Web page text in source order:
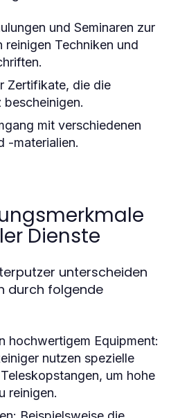
und Seminaren zur
reinigen Techniken und
Zertifikate, die die
mit verschiedenen
-materialien.
Dienste
unterscheiden
durch folgende
hochwertigem Equipment:
nutzen spezielle
um hohe
reinigen.